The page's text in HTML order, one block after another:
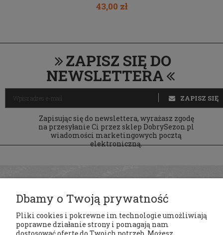
43,00 zł
ZAPISZ SIĘ DO
NEWSLETTERA
Zapisując się do newslettera, wyrażasz zgodę
na przesyłanie Ci przez sklep DobrySezon.pl
wiadomości marketingowych pocztą
elektroniczną.
ZAPISZ SIĘ
Dbamy o Twoją prywatność
Pliki cookies i pokrewne im technologie umożliwiają
poprawne działanie strony i pomagają nam